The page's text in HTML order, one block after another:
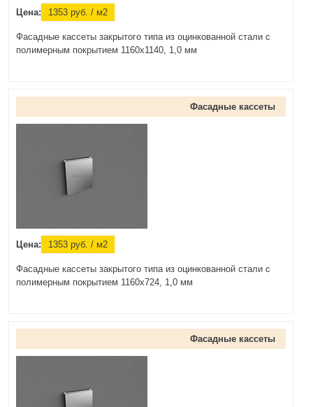
Цена: 1353 руб. / м2
Фасадные кассеты закрытого типа из оцинкованной стали с
полимерным покрытием 1160х1140, 1,0 мм
Фасадные кассеты
Цена: 1353 руб. / м2
Фасадные кассеты закрытого типа из оцинкованной стали с
полимерным покрытием 1160х724, 1,0 мм
Фасадные кассеты